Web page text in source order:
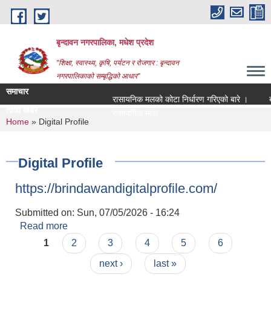
Skip to main content
बृन्दावन नगरपालिका, मधेश प्रदेश
"शिक्षा, स्वास्थ्य, कृषि, पर्यटन र रोजगार : बृन्दावन
नगरपालिकाको सम्बृद्धिको आधार"
समाचार
रासायनिक मलको कोटा निर्धारण गरिएको बारे ।
You are here
Home » Digital Profile
Digital Profile
https://brindawandigitalprofile.com/
Submitted on: Sun, 07/05/2026 - 16:24
Read more
Pages
1 2 3 4 5
6
next ›
last »